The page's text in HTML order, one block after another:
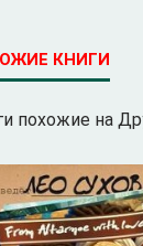
КНИГИ
похожие на